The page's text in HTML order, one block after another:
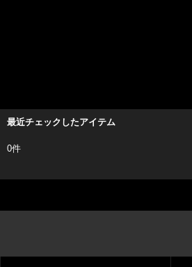
最近チェックしたアイテム
0件